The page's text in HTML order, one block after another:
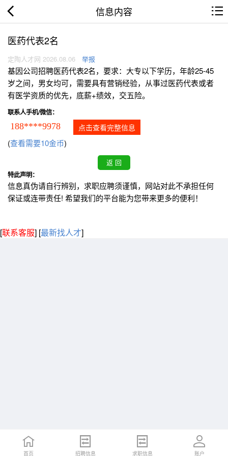
信息内容
医药代表2名
定陶人才网 2026.08.06 举报
基因公司招聘医药代表2名，要求：大专以下学历，年龄25-45
岁之间，男女均可，需要具有营销经验，从事过医药代表或者
有医学资质的优先，底薪+绩效，交五险。
联系人手机/微信：
188****9978 点击查看完整信息
(查看需要10金币)
特此声明：
信息真伪请自行辨别，求职应聘须谨慎，网站对此不承担任何
保证或连带责任! 希望我们的平台能为您带来更多的便利！
[联系客服] [最新找人才]
首页 招聘信息 求职信息 账户